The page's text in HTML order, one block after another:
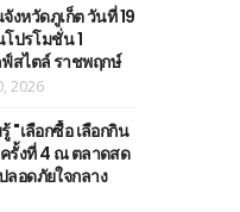
หวัดภูเก็ต วันที่ 19
ปรโมชั่น 1
สไตล์ ราชพฤกษ์
2026
"เลือกซื้อ เลือกกิน
รั้งที่ 4 ณ ตลาดสด
อดภัยใจกลาง